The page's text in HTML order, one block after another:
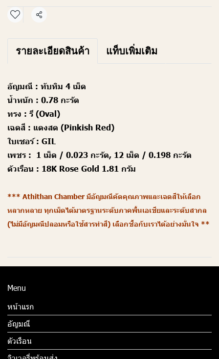
แชร์
รายละเอียดสินค้า แท็บเพิ่มเติม
อัญมณี : ทับทิม 4 เม็ด
น้ำหนัก : 0.78 กะรัต
ทรง : รี (Oval)
เฉดสี : แดงสด (Pinkish Red)
ใบเซอร์ : GIL
เพชร : 1 เม็ด / 0.023 กะรัต, 12 เม็ด / 0.198 กะรัต
ตัวเรือน : 18K Rose Gold 1.81 กรัม
*** Athithan Chamber มีอัญมณีคัดคุณภาพและเฉดสีให้เลือก
หลากหลาย ทุกเม็ดได้มาตรฐานระดับภาคพื้นเอเชียและระดับสากล
(ไม่มีอัญมณีปลอมหรือใช้สารทำสี) เลือกซื้อกับเราได้อย่างมั่นใจ **
Menu
หน้าแรก
อัญมณี
ตัวเรือน